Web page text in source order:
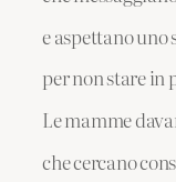
e aspettano uno
per non stare in
Le mamme
che cercano